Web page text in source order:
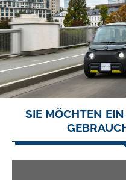
SIE MÖCHTEN